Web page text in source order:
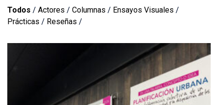
Todos / Actores / Columnas / Ensayos Visuales /
Prácticas / Reseñas /